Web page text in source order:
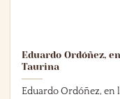
Eduardo Ordóñez,
Taurina
Eduardo Ordóñez, en